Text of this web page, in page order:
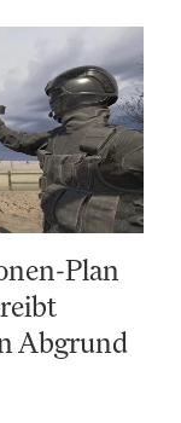
Plan
Abgrund